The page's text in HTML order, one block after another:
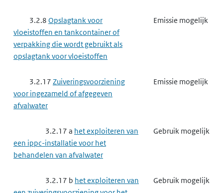
3.2.8 Opslagtank voor
vloeistoffen en tankcontainer of
verpakking die wordt gebruikt als
opslagtank voor vloeistoffen
Emissie mogelijk
3.2.17 Zuiveringsvoorziening
voor ingezameld of afgegeven
afvalwater
Emissie mogelijk
3.2.17 a het exploiteren van
een ippc-installatie voor het
behandelen van afvalwater
Gebruik mogelijk
3.2.17 b het exploiteren van
Gebruik mogelijk